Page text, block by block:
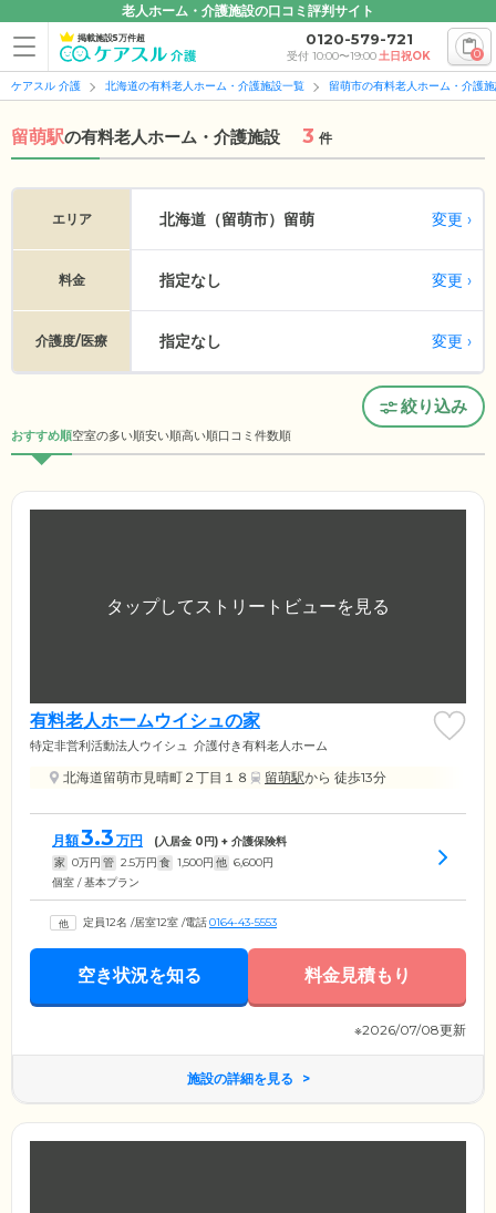
老人ホーム・介護施設の口コミ評判サイト
掲載施設5万件超 0120-579-721
受付 10:00〜19:00土日祝OK 0
ケアスル 介護 北海道の有料老人ホーム・介護施設一覧 留萌市の有料老人ホーム・介護
留萌駅の有料老人ホーム・介護施設 3 件
エリア 北海道（留萌市） 留萌 変更
料金 指定なし 変更
介護度/医療 指定なし 変更
絞り込み
おすすめ順空室の多い順安い順高い順口コミ件数順
有料老人ホームウイシュの家
特定非営利活動法人ウイシュ 介護付き有料老人ホーム
北海道留萌市見晴町２丁目１８ 留萌駅から 徒歩13分
月額3.3 万円 (入居金 0円) + 介護保険料
家 0万円 管 2.5万円 食 1,500円 他 6,600円
個室 / 基本プラン
定員12名 /居室12室 /電話0164-43-5553
空き状況を知る 料金見積もり
※2026/07/08更新
施設の詳細を見る